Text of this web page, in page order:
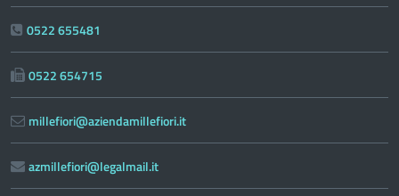
0522 655481
0522 654715
millefiori@aziendamillefiori.it
azmillefiori@legalmail.it